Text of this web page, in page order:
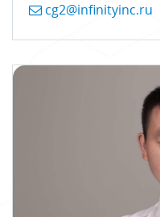
cg2@infinityinc.ru